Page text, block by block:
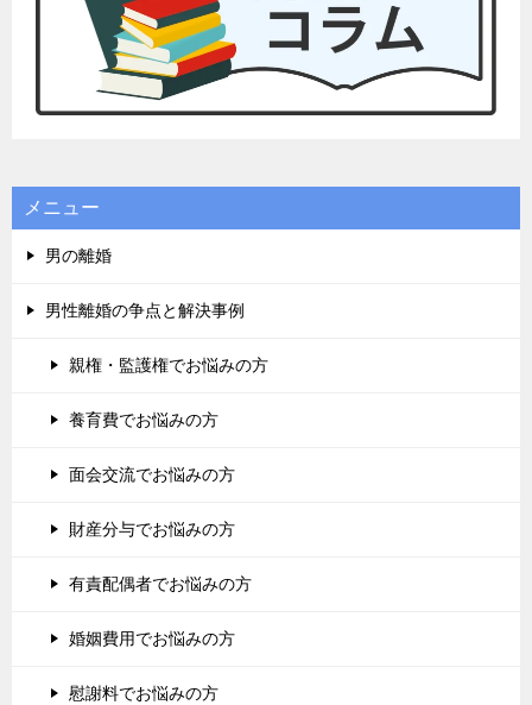
メニュー
男の離婚
男性離婚の争点と解決事例
親権・監護権でお悩みの方
養育費でお悩みの方
面会交流でお悩みの方
財産分与でお悩みの方
有責配偶者でお悩みの方
婚姻費用でお悩みの方
慰謝料でお悩みの方